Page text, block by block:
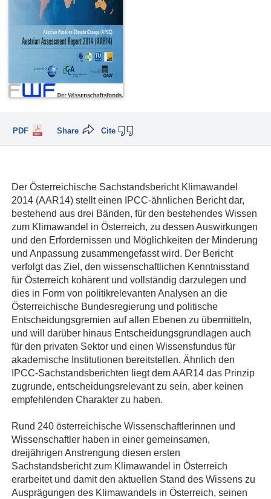
PDF Cite
Share
Der Österreichische Sachstandsbericht Klimawandel
2014 (AAR14) stellt einen IPCC-ähnlichen Bericht dar,
bestehend aus drei Bänden, für den bestehendes Wissen
zum Klimawandel in Österreich, zu dessen Auswirkungen
und den Erfordernissen und Möglichkeiten der Minderung
und Anpassung zusammengefasst wird. Der Bericht
verfolgt das Ziel, den wissenschaftlichen Kenntnisstand
für Österreich kohärent und vollständig darzulegen und
dies in Form von politikrelevanten Analysen an die
Österreichische Bundesregierung und politische
Entscheidungsgremien auf allen Ebenen zu übermitteln,
und will darüber hinaus Entscheidungsgrundlagen auch
für den privaten Sektor und einen Wissensfundus für
akademische Institutionen bereitstellen. Ähnlich den
IPCC-Sachstandsberichten liegt dem AAR14 das Prinzip
zugrunde, entscheidungsrelevant zu sein, aber keinen
empfehlenden Charakter zu haben.
Rund 240 österreichische Wissenschaftlerinnen und
Wissenschaftler haben in einer gemeinsamen,
dreijährigen Anstrengung diesen ersten
Sachstandsbericht zum Klimawandel in Österreich
erarbeitet und damit den aktuellen Stand des Wissens zu
Ausprägungen des Klimawandels in Österreich, seinen